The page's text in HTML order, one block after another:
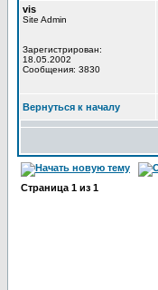
vis
Site Admin
Зарегистрирован:
18.05.2002
Сообщения: 3830
Вернуться к началу
Страница 1 из 1